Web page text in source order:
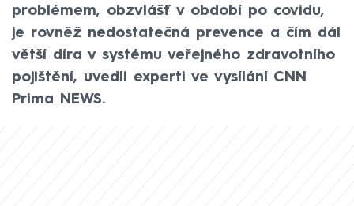
problémem, obzvlášť v období po covidu,
je rovněž nedostatečná prevence a čím dál
větší díra v systému veřejného zdravotního
pojištění, uvedli experti ve vysílání CNN
Prima NEWS.